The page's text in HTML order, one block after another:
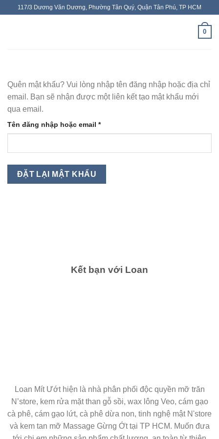
Chuyển117/3 Dương Văn Dương, Phường Tân Quý, Quận Tân Phú, TP HCM
0
Quên mật khẩu? Vui lòng nhập tên đăng nhập hoặc địa chỉ
email. Bạn sẽ nhận được một liên kết tạo mật khẩu mới
qua email.
Tên đăng nhập hoặc email *Bắt
buộc
ĐẶT LẠI MẬT KHẨU
Kết bạn với Loan
Loan Mít Ướt hiện là nhà phân phối độc quyền mỡ trăn
N’store, kem rửa mặt than gỗ sồi, wax lông Veo, cám gạo
cà phê, cám gạo lứt, cà phê dừa non, tinh nghệ mật N'store
và kem tan mỡ Massage Gừng Ớt tại TP HCM. Muốn đưa